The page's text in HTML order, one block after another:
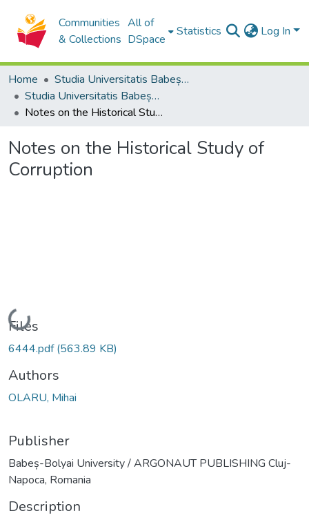
Communities
& Collections
All of
DSpace
Statistics Log In
Home
Studia Universitatis Babeș-Bolyai Collection
Studia Universitatis Babeș-Bolyai Historia
Notes on the Historical Study of Corruption
Notes on the Historical Study of
Corruption
Loading...
Files
6444.pdf(563.89 KB)
Authors
OLARU, Mihai
Publisher
Babeș-Bolyai University / ARGONAUT PUBLISHING Cluj-
Napoca, Romania
Description